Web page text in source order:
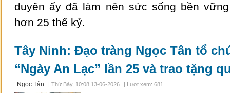
duyên ấy đã làm nên sức sống bền
hơn 25 thế kỷ.
Tây Ninh: Đạo tràng Ngọc Tân tổ
“Ngày An Lạc” lần 25 và trao tặng
Ngọc Tân | Thứ Bảy, 10:08 13-06-2026 | Lượt xem: 681